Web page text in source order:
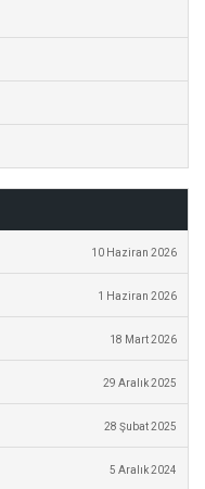
10 Haziran 2026
1 Haziran 2026
18 Mart 2026
29 Aralık 2025
28 Şubat 2025
5 Aralık 2024